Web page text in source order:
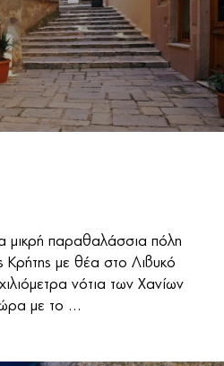
μικρή παραθαλάσσια πόλη
Κρήτης με θέα στο Λιβυκό
νότια των Χανίων
ώρα με το ...